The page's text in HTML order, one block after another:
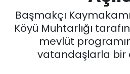
Başmakçı
Köyü Muhtarlığı
mevlüt
vatandaşlarla bir
SİYASET
EĞİTİM
Tüm Manşetler
Son Dakika Haberleri